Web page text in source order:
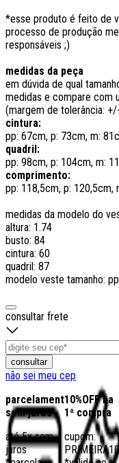
*esse produto é feito de
processo de produção
responsáveis ;)
medidas da peça
em dúvida de qual
medidas e compare com
(margem de tolerância:
cintura:
pp: 67cm, p: 73cm, m:
quadril:
pp: 98cm, p: 104cm, m:
comprimento:
pp: 118,5cm, p: 120,5cm,
medidas da modelo do
altura: 1.74
busto: 84
cintura: 60
quadril: 87
modelo veste tamanho: pp
consultar frete
consultar
não sei meu cep
parcelamento
sem juros
até 5x sem
juros
10%OFF na
1ª compra
cupom: